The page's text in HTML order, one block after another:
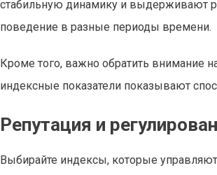
стабильную динамику и выдерживают
поведение в разные периоды времени.
Кроме того, важно обратить внимание
индексные показатели показывают
Репутация и
Выбирайте индексы, которые